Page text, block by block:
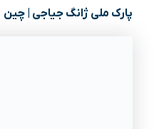
پارک ملی ژانگ جیاجی | چین